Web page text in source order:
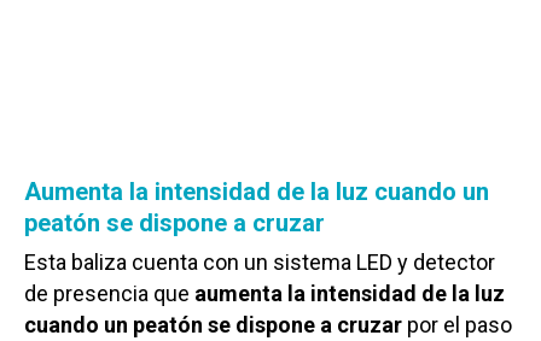
Aumenta la intensidad de la luz cuando un
peatón se dispone a cruzar
Esta baliza cuenta con un sistema LED y detector
de presencia que aumenta la intensidad de la luz
cuando un peatón se dispone a cruzar por el paso